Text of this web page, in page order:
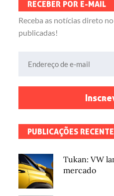
RECEBER POR E-MAIL
Receba as notícias direto
publicadas!
PUBLICAÇÕES
Tukan: VW
mercado